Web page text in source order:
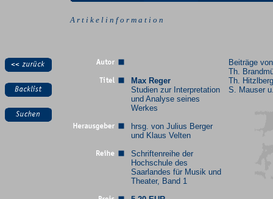
A r t i k e l i n f o r m a t i o n
Max Reger
Studien zur Interpretation
und Analyse seines
Werkes
hrsg. von Julius Berger
und Klaus Velten
Schriftenreihe der
Hochschule des
Saarlandes für Musik und
Theater, Band 1
Beiträge von
Th.
Th.
S. Mauser